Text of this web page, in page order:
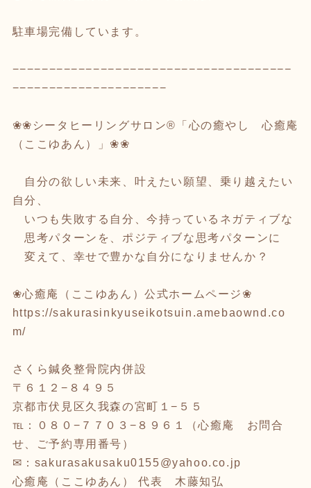
駐車場完備しています。
−−−−−−−−−−−−−−−−−−−−−−−−−−−−−−−−−−−−−−
−−−−−−−−−−−−−−−−−−−−−
❀❀シータヒーリングサロン®「心の癒やし 心癒庵
（ここゆあん）」❀❀
自分の欲しい未来、叶えたい願望、乗り越えたい
自分、
いつも失敗する自分、今持っているネガティブな
思考パターンを、ポジティブな思考パターンに
変えて、幸せで豊かな自分になりませんか？
❀心癒庵（ここゆあん）公式ホームページ❀
https://sakurasinkyuseikotsuin.amebaownd.co
m/
さくら鍼灸整骨院内併設
〒６１２−８４９５
京都市伏見区久我森の宮町１−５５
℡：０８０−７７０３−８９６１（心癒庵 お問合
せ、ご予約専用番号）
✉：sakurasakusaku0155@yahoo.co.jp
心癒庵（ここゆあん） 代表 木藤知弘